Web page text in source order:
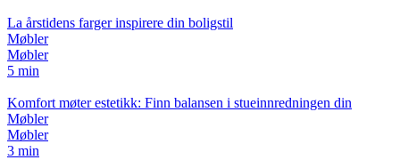
La årstidens farger inspirere din boligstil
Møbler
Møbler
5 min
Komfort møter estetikk: Finn balansen i stueinnredningen din
Møbler
Møbler
3 min